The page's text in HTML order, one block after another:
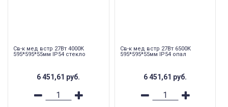
Св-к мед встр 27Вт 4000К
595*595*55мм IP54 стекло
6 451,61 руб.
Св-к мед встр 27Вт 6500К
595*595*55мм IP54 опал
6 451,61 руб.